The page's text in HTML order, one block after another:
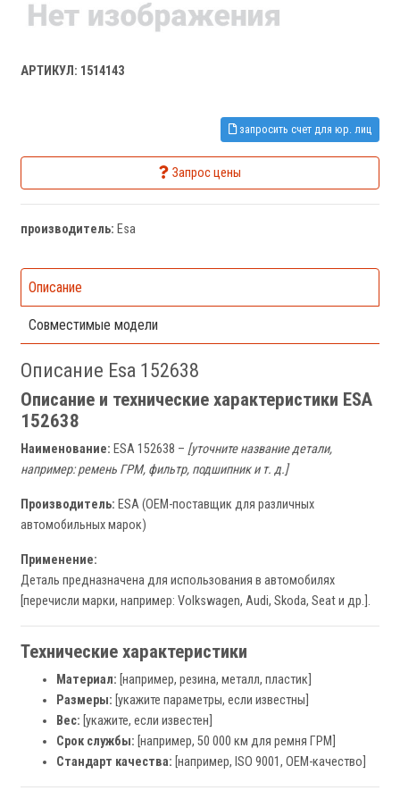
АРТИКУЛ: 1514143
запросить счет для юр. лиц
Запрос цены
производитель: Esa
Описание
Совместимые модели
Описание Esa 152638
Описание и технические характеристики ESA
152638
Наименование: ESA 152638 – [уточните название детали,
например: ремень ГРМ, фильтр, подшипник и т. д.]
Производитель: ESA (OEM-поставщик для различных
автомобильных марок)
Применение:
Деталь предназначена для использования в автомобилях
[перечисли марки, например: Volkswagen, Audi, Skoda, Seat и др.].
Технические характеристики
Материал: [например, резина, металл, пластик]
Размеры: [укажите параметры, если известны]
Вес: [укажите, если известен]
Срок службы: [например, 50 000 км для ремня ГРМ]
Стандарт качества: [например, ISO 9001, OEM-качество]